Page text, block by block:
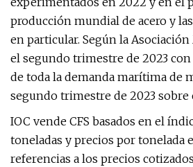
producción mundial de acero y
en particular. Según la
el segundo trimestre de 2023
de toda la demanda marítima de
segundo trimestre de 2023
IOC vende CFS basados ​​en el
toneladas y precios por tonelada
referencias a los precios